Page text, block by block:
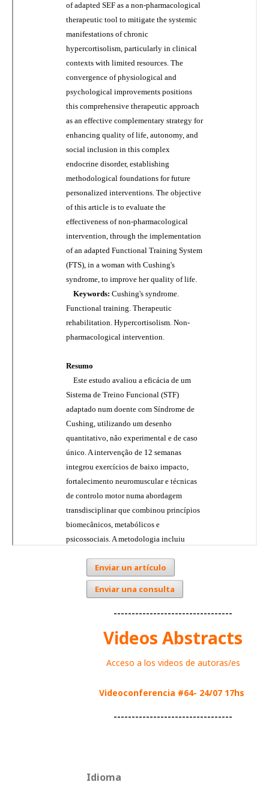
Enviar un artículo
Enviar una consulta
---------------------------------
Videos Abstracts
Acceso a los videos de autoras/es
Videoconferencia #64- 24/07 17hs
---------------------------------
Idioma